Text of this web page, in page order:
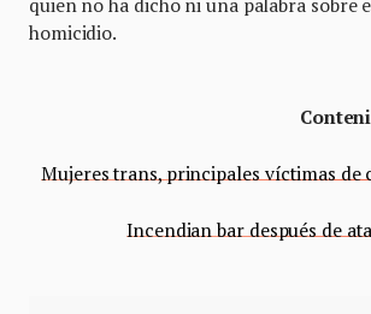
homicidio.
Mujeres trans, principales víctimas de
Incendian bar después de